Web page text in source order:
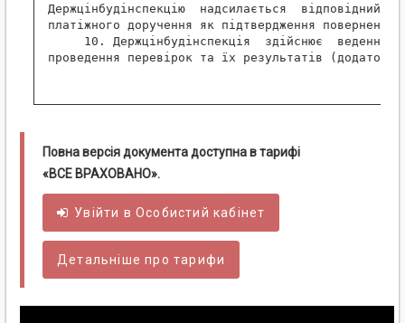
Держцінбудінспекцію  надсилається  відповідний
платіжного доручення як підтвердження повернення
10. Держцінбудінспекція  здійснює  ведення
проведення перевірок та їх результатів (додаток
Повна версія документа доступна в тарифі
«ВСЕ ВРАХОВАНО».
Увійти вОсобистий кабінет
Детальніше про тарифи